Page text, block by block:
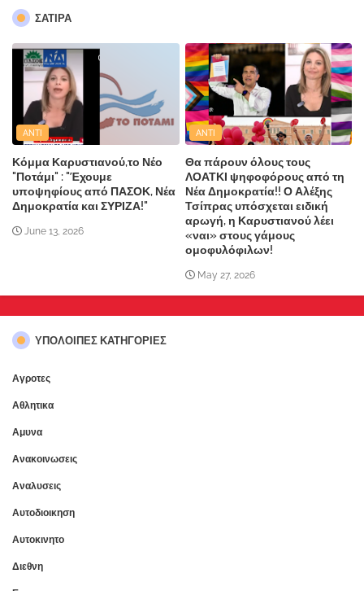
ΣΑΤΙΡΑ
ANTI
Κόμμα Καρυστιανού,το Νέο
"Ποτάμι" : "Έχουμε
υποψηφίους από ΠΑΣΟΚ, Νέα
Δημοκρατία και ΣΥΡΙΖΑ!"
June 13, 2026
ANTI
Θα πάρουν όλους τους
ΛΟΑΤΚΙ ψηφοφόρους από τη
Νέα Δημοκρατία!! Ο Αλέξης
Τσίπρας υπόσχεται ειδική
αρωγή, η Καρυστιανού λέει
«ναι» στους γάμους
ομοφυλόφιλων!
May 27, 2026
ΥΠΌΛΟΙΠΕΣ ΚΑΤΗΓΟΡΊΕΣ
Αγροτες
Αθλητικα
Αμυνα
Ανακοινωσεις
Αναλυσεις
Αυτοδιοικηση
Αυτοκινητο
Διεθνη